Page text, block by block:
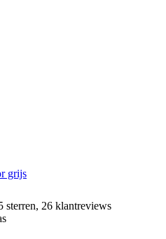
grijs
sterren, 26 klantreviews